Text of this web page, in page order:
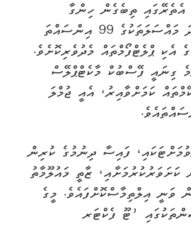
ތިބެގެން ހިންގާ
އަމަލުތަކެކެވެ. އަދި މިފަދަ މައްސަލަތަކުގެ 99 އިންސައްތަ
ޕްލެޓްފޯމްތައް މެދުވެރިކޮށެވެ.
ގިނައީ ފޭސްބުކް މާކެޓްޕްލޭސް
ކަމަށްވާއިރު، އެއީ ޖުމްލަ
ފައިސާ ދިނުމުގެ ކުރިން
ޒާތީ މައުލޫމާތު
ވަނީ އިލްތިމާސްކޮށްފައެވެ. މީގެ
’ޓޫ ފެކްޓަރ